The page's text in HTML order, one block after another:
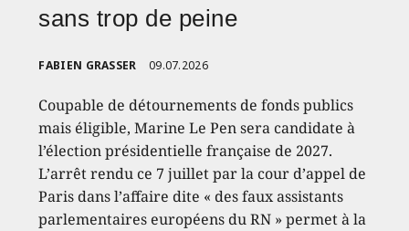
sans trop de peine
FABIEN GRASSER 09.07.2026
Coupable de détournements de fonds publics
mais éligible, Marine Le Pen sera candidate à
l’élection présidentielle française de 2027.
L’arrêt rendu ce 7 juillet par la cour d’appel de
Paris dans l’affaire dite « des faux assistants
parlementaires européens du RN » permet à la